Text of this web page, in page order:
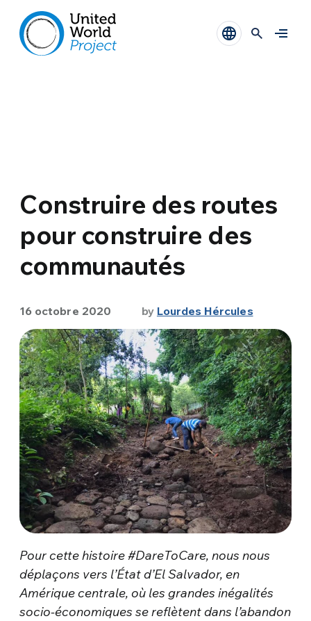
Construire des routes
pour construire des
communautés
16 octobre 2020 by Lourdes Hércules
Pour cette histoire #DareToCare, nous nous
déplaçons vers l’État d’El Salvador, en
Amérique centrale, où les grandes inégalités
socio-économiques se reflètent dans l’abandon